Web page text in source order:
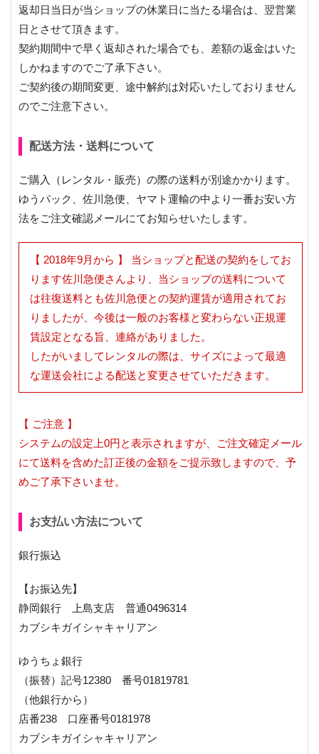
返却日当日が当ショップの休業日に当たる場合は、翌営業
日とさせて頂きます。
契約期間中で早く返却された場合でも、差額の返金はいた
しかねますのでご了承下さい。
ご契約後の期間変更、途中解約は対応いたしておりません
のでご注意下さい。
配送方法・送料について
ご購入（レンタル・販売）の際の送料が別途かかります。
ゆうパック、佐川急便、ヤマト運輸の中より一番お安い方
法をご注文確認メールにてお知らせいたします。
【 2018年9月から 】 当ショップと配送の契約をしてお
ります佐川急便さんより、当ショップの送料について
は往復送料とも佐川急便との契約運賃が適用されてお
りましたが、今後は一般のお客様と変わらない正規運
賃設定となる旨、連絡がありました。
したがいましてレンタルの際は、サイズによって最適
な運送会社による配送と変更させていただきます。
【 ご注意 】
システムの設定上0円と表示されますが、ご注文確定メール
にて送料を含めた訂正後の金額をご提示致しますので、予
めご了承下さいませ。
お支払い方法について
銀行振込
【お振込先】
静岡銀行 上島支店 普通0496314
カブシキガイシャキャリアン
ゆうちょ銀行
（振替）記号12380 番号01819781
（他銀行から）
店番238 口座番号0181978
カブシキガイシャキャリアン